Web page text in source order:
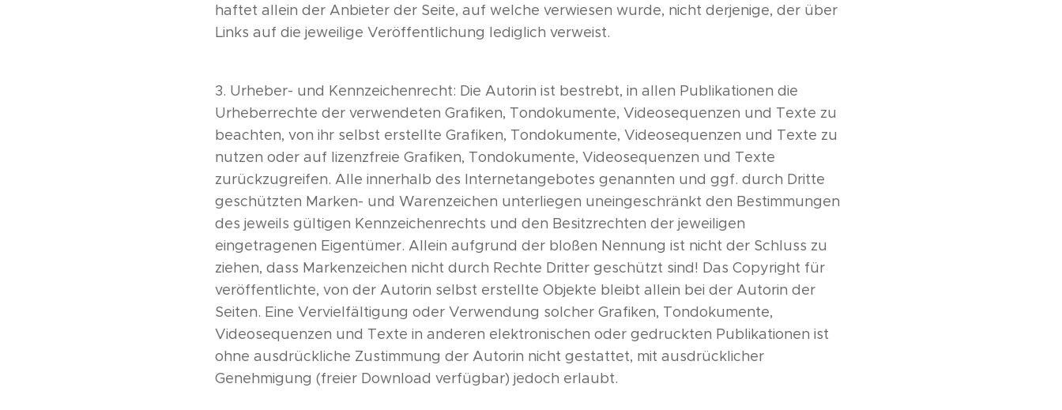
haftet allein der Anbieter der Seite, auf welche verwiesen wurde, nicht derjenige, der über
Links auf die jeweilige Veröffentlichung lediglich verweist.
3. Urheber- und Kennzeichenrecht: Die Autorin ist bestrebt, in allen Publikationen die
Urheberrechte der verwendeten Grafiken, Tondokumente, Videosequenzen und Texte zu
beachten, von ihr selbst erstellte Grafiken, Tondokumente, Videosequenzen und Texte zu
nutzen oder auf lizenzfreie Grafiken, Tondokumente, Videosequenzen und Texte
zurückzugreifen. Alle innerhalb des Internetangebotes genannten und ggf. durch Dritte
geschützten Marken- und Warenzeichen unterliegen uneingeschränkt den Bestimmungen
des jeweils gültigen Kennzeichenrechts und den Besitzrechten der jeweiligen
eingetragenen Eigentümer. Allein aufgrund der bloßen Nennung ist nicht der Schluss zu
ziehen, dass Markenzeichen nicht durch Rechte Dritter geschützt sind! Das Copyright für
veröffentlichte, von der Autorin selbst erstellte Objekte bleibt allein bei der Autorin der
Seiten. Eine Vervielfältigung oder Verwendung solcher Grafiken, Tondokumente,
Videosequenzen und Texte in anderen elektronischen oder gedruckten Publikationen ist
ohne ausdrückliche Zustimmung der Autorin nicht gestattet, mit ausdrücklicher
Genehmigung (freier Download verfügbar) jedoch erlaubt.